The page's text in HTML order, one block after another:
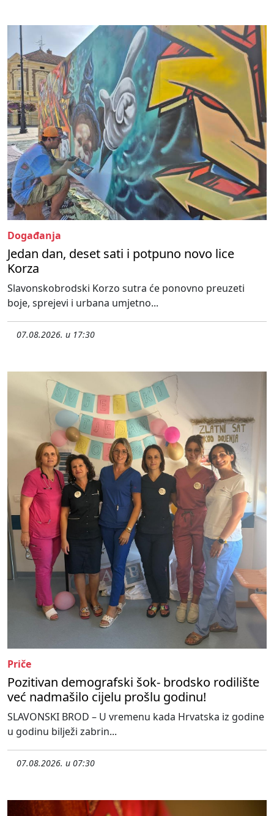
Događanja
Jedan dan, deset sati i potpuno novo lice
Korza
Slavonskobrodski Korzo sutra će ponovno preuzeti
boje, sprejevi i urbana umjetno...
07.08.2026. u 17:30
Priče
Pozitivan demografski šok- brodsko rodilište
već nadmašilo cijelu prošlu godinu!
SLAVONSKI BROD – U vremenu kada Hrvatska iz godine
u godinu bilježi zabrin...
07.08.2026. u 07:30